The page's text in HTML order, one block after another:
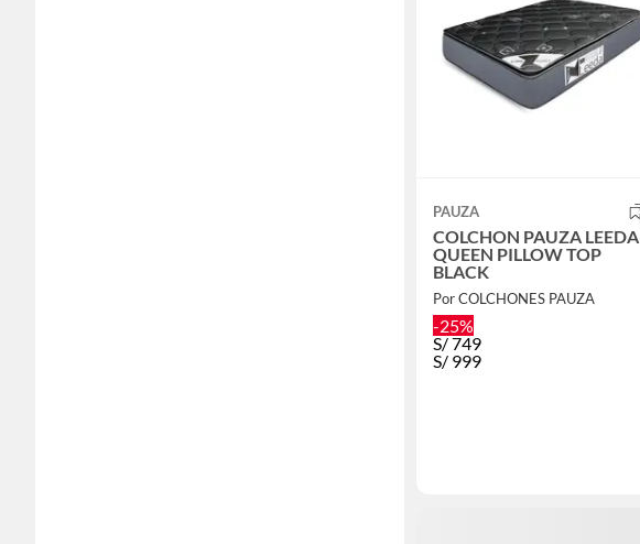
PAUZA
COLCHON PAUZA LEEDA
QUEEN PILLOW TOP
BLACK
Por COLCHONES PAUZA
-25%
S/749
S/ 999